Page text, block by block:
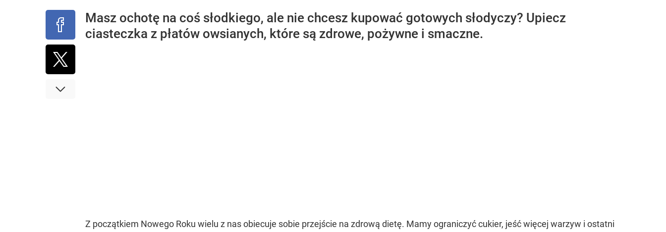
Masz ochotę na coś słodkiego, ale nie chcesz kupować gotowych słodyczy? Upiecz
ciasteczka z płatów owsianych, które są zdrowe, pożywne i smaczne.
Z początkiem Nowego Roku wielu z nas obiecuje sobie przejście na zdrową dietę. Mamy ograniczyć cukier, jeść więcej warzyw i ostatni